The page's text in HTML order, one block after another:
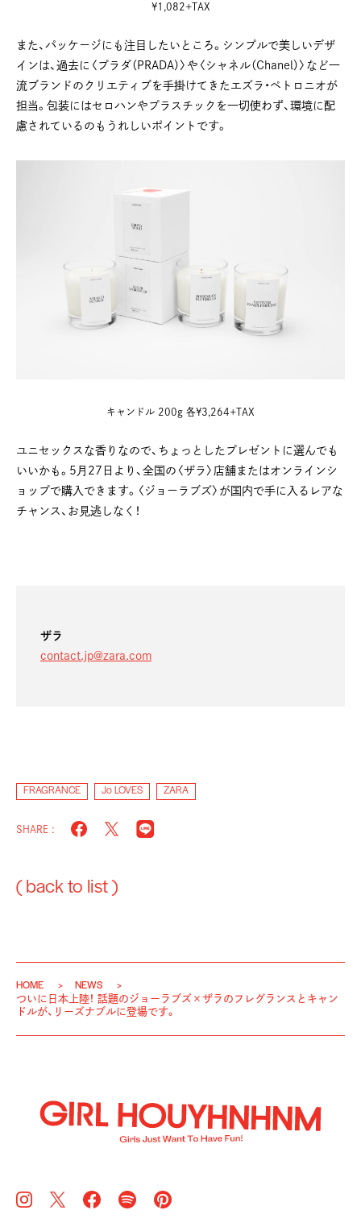
¥1,082+TAX
また、パッケージにも注目したいところ。シンプルで美しいデザ
インは、過去に〈プラダ（PRADA）〉や〈シャネル（Chanel）〉など一
流ブランドのクリエティブを手掛けてきたエズラ・ペトロニオが
担当。包装にはセロハンやプラスチックを一切使わず、環境に配
慮されているのもうれしいポイントです。
キャンドル 200g 各¥3,264+TAX
ユニセックスな香りなので、ちょっとしたプレゼントに選んでも
いいかも。5月27日より、全国の〈ザラ〉店舗またはオンラインシ
ョップで購入できます。〈ジョーラブズ〉が国内で手に入るレアな
チャンス、お見逃しなく！
ザラ
contact.jp@zara.com
FRAGRANCE Jo LOVES ZARA
SHARE :
( back to list )
HOME
NEWS
ついに日本上陸！ 話題のジョーラブズ×ザラのフレグランスとキャン
ドルが、リーズナブルに登場です。